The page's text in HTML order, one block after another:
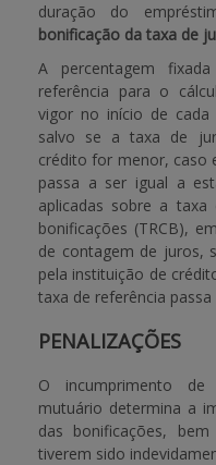
duração do
bonificação da taxa de
A percentagem
referência para o
vigor no início de
salvo se a taxa de
crédito for menor, caso
passa a ser igual a
aplicadas sobre a
bonificações (TRCB),
de contagem de juros,
pela instituição de
taxa de referência
PENALIZAÇÕES
O incumprimento
mutuário determina a
das bonificações,
tiverem sido